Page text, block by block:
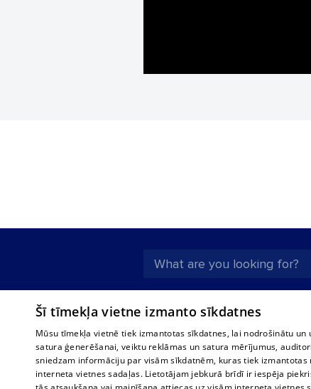
About us
For business
Tariffs
Privacy policy
Bus
Train
Šī tīmekļa vietne izmanto sīkdatnes
Mūsu tīmekļa vietnē tiek izmantotas sīkdatnes, lai nodrošinātu
satura ģenerēšanai, veiktu reklāmas un satura mērījumus,
sniedzam informāciju par visām sīkdatnēm, kuras tiek
interneta vietnes sadaļas. Lietotājam jebkurā brīdī ir iespēja